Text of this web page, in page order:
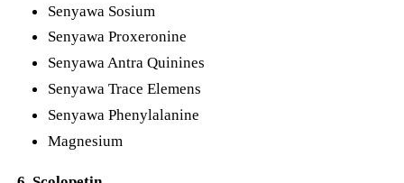
Senyawa Sosium
Senyawa Proxeronine
Senyawa Antra Quinines
Senyawa Trace Elemens
Senyawa Phenylalanine
Magnesium